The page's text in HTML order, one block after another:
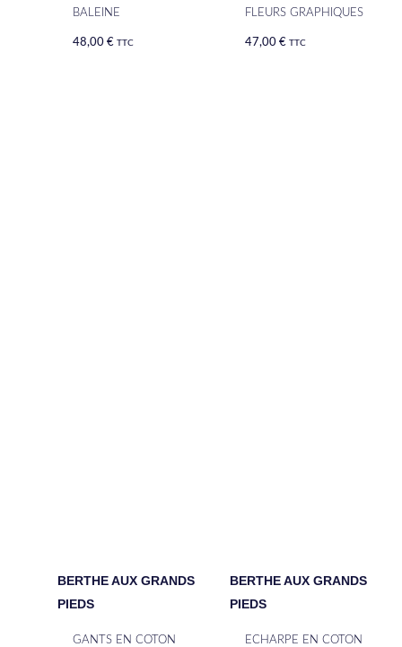
BALEINE
48,00€ TTC
FLEURS GRAPHIQUES
47,00€ TTC
BERTHE AUX GRANDS
PIEDS
GANTS EN COTON
BERTHE AUX GRANDS
PIEDS
ECHARPE EN COTON